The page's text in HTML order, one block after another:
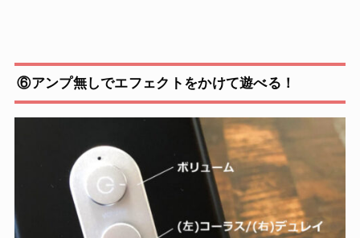
⑥アンプ無しでエフェクトをかけて遊べる！